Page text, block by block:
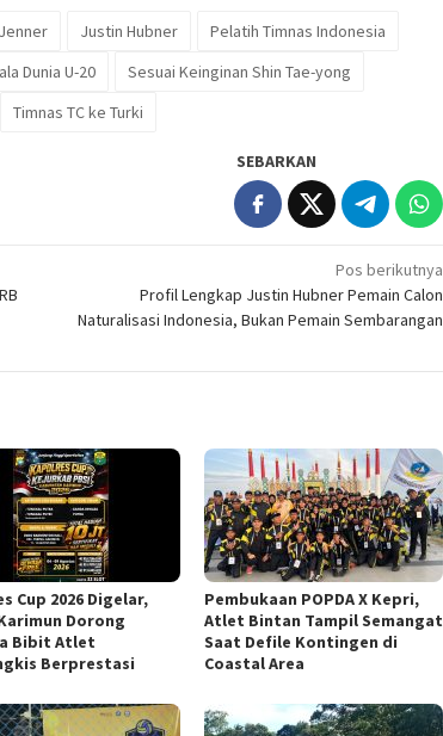
Justin Hubner
Pelatih Timnas Indonesia
Dunia U-20
Sesuai Keinginan Shin Tae-yong
Timnas TC ke Turki
SEBARKAN
Pos berikutnya
Profil Lengkap Justin Hubner Pemain Calon
Naturalisasi Indonesia, Bukan Pemain Sembarangan
Cup 2026 Digelar,
Dorong
Bibit Atlet
Berprestasi
Pembukaan POPDA X Kepri,
Atlet Bintan Tampil Semangat
Saat Defile Kontingen di
Coastal Area